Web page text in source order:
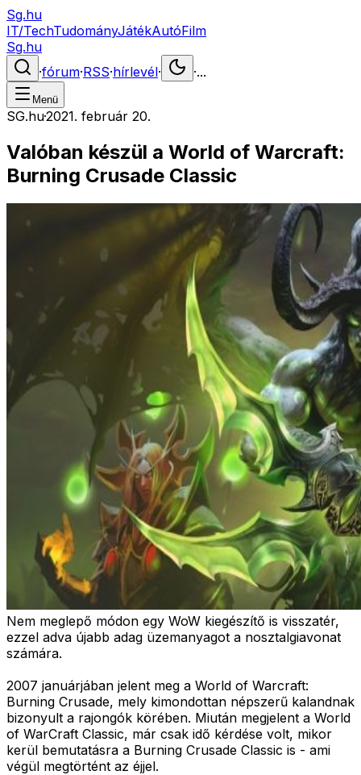
Sg.hu
IT/TechTudományJátékAutóFilm
Sg.hu
·fórum·RSS·hírlevél· ·...
Menü
SG.hu·2021. február 20.
Valóban készül a World of Warcraft:
Burning Crusade Classic
Nem meglepő módon egy WoW kiegészítő is visszatér,
ezzel adva újabb adag üzemanyagot a nosztalgiavonat
számára.
2007 januárjában jelent meg a World of Warcraft:
Burning Crusade, mely kimondottan népszerű kalandnak
bizonyult a rajongók körében. Miután megjelent a World
of WarCraft Classic, már csak idő kérdése volt, mikor
kerül bemutatásra a Burning Crusade Classic is - ami
végül megtörtént az éjjel.